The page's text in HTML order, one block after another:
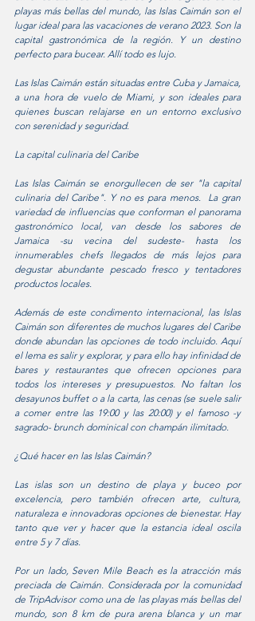
playas más bellas del mundo, las Islas Caimán son el
lugar ideal para las vacaciones de verano 2023. Son la
capital gastronómica de la región. Y un destino
perfecto para bucear. Allí todo es lujo.
Las Islas Caimán están situadas entre Cuba y Jamaica,
a una hora de vuelo de Miami, y son ideales para
quienes buscan relajarse en un entorno exclusivo
con serenidad y seguridad.
La capital culinaria del Caribe
Las Islas Caimán se enorgullecen de ser "la capital
culinaria del Caribe". Y no es para menos.  La gran
variedad de influencias que conforman el panorama
gastronómico local, van desde los sabores de
Jamaica -su vecina del sudeste- hasta los
innumerables chefs llegados de más lejos para
degustar abundante pescado fresco y tentadores
productos locales.
Además de este condimento internacional, las Islas
Caimán son diferentes de muchos lugares del Caribe
donde abundan las opciones de todo incluido. Aquí
el lema es salir y explorar, y para ello hay infinidad de
bares y restaurantes que ofrecen opciones para
todos los intereses y presupuestos. No faltan los
desayunos buffet o a la carta, las cenas (se suele salir
a comer entre las 19:00 y las 20:00) y el famoso -y
sagrado- brunch dominical con champán ilimitado.
¿Qué hacer en las Islas Caimán?
Las islas son un destino de playa y buceo por
excelencia, pero también ofrecen arte, cultura,
naturaleza e innovadoras opciones de bienestar. Hay
tanto que ver y hacer que la estancia ideal oscila
entre 5 y 7 días.
Por un lado, Seven Mile Beach es la atracción más
preciada de Caimán. Considerada por la comunidad
de TripAdvisor como una de las playas más bellas del
mundo, son 8 km de pura arena blanca y un mar